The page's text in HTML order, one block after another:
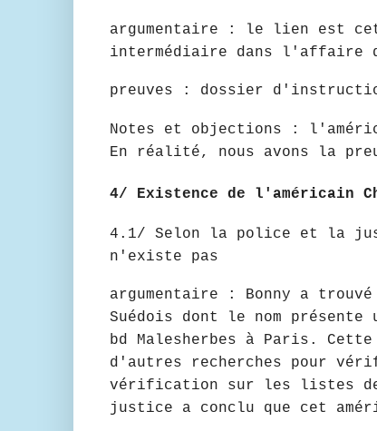
argumentaire : le lien est cet
intermédiaire dans l'affaire
preuves : dossier
Notes et objections :
En réalité, nous avons la
4/ Existence de l'américain
4.1/ Selon la police et la
n'existe pas
argumentaire : Bonny a
Suédois dont le nom présente
bd Malesherbes à Paris.
d'autres recherches pour
vérification sur les listes de
justice a conclu que cet